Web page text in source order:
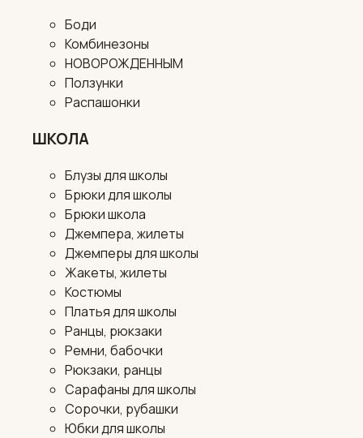
Боди
Комбинезоны
НОВОРОЖДЕННЫМ
Ползунки
Распашонки
ШКОЛА
Блузы для школы
Брюки для школы
Брюки школа
Джемпера, жилеты
Джемперы для школы
Жакеты, жилеты
Костюмы
Платья для школы
Ранцы, рюкзаки
Ремни, бабочки
Рюкзаки, ранцы
Сарафаны для школы
Сорочки, рубашки
Юбки для школы